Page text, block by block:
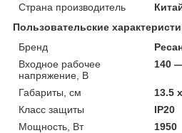
Страна производитель
Пользовательские
Бренд
Входное рабочее
напряжение, В
140
Габариты, см
13.5
Класс защиты
IP20
Мощность, Вт
1950